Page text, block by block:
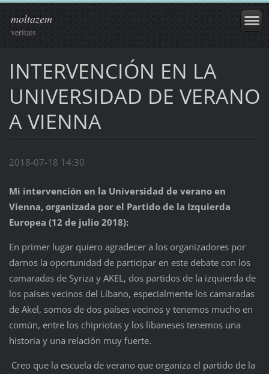
moltazem
veritats
INTERVENCIÓN EN LA
UNIVERSIDAD DE VERANO
A VIENNA
2018-07-18 14:30
Mi intervención en la Universidad de verano en
Vienna, organizada por el Partido de la Izquierda
Europea (12 de julio 2018):
En primer lugar quiero agradecer a los organizadores por
darnos la oportunidad de participar en este debate con los
camaradas de Syriza y AKEL, dos partidos de la izquierda de
los países vecinos del Líbano, especialmente los camaradas
de Akel, somos de dos países vecinos y tenemos mucho en
común, entre los chipriotas y los libaneses tenemos una
historia y una relación muy fuerte.
Creo que la escuela de verano que organiza el partido de la